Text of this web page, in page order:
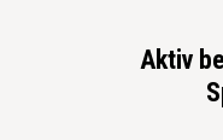
Aktiv